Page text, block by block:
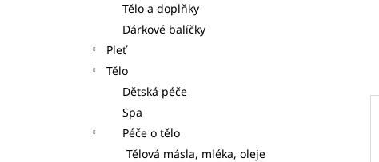
Tělo a doplňky
Dárkové balíčky
Pleť
Tělo
Dětská péče
Spa
Péče o tělo
Tělová másla, mléka, oleje
PALSAR7 CESTOVNÍ KOSMETICKÁ SADA
S DÁVKOVAČI 7KS
125 Kč